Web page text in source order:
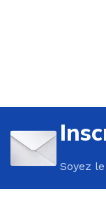
Soyez